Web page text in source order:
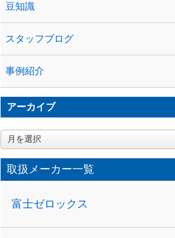
豆知識
スタッフブログ
事例紹介
アーカイブ
ア
ー
カ
イ取扱メーカー一覧
富士ゼロックス